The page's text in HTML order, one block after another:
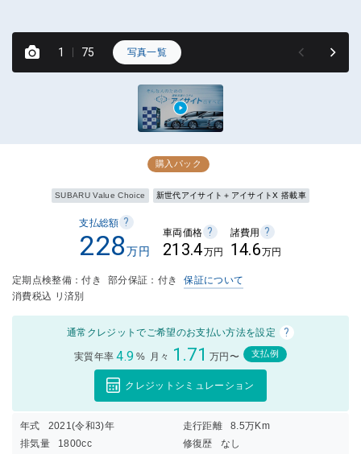
1 75 写真一覧
購入パック
SUBARU Value Choice 新世代アイサイト＋アイサイトX 搭載車
支払総額 ?
228 万円
車両価格 ?
213.4万円
諸費用 ?
14.6万円
定期点検整備：付き 部分保証：付き
保証について
消費税込 リ済別
通常クレジットでご希望のお支払い方法を設定 ?
実質年率 4.9 % 月々 1.71 万円〜 支払例
クレジットシミュレーション
年式 2021(令和3)年 走行距離
8.5万Km
排気量
1800cc 修復歴
なし